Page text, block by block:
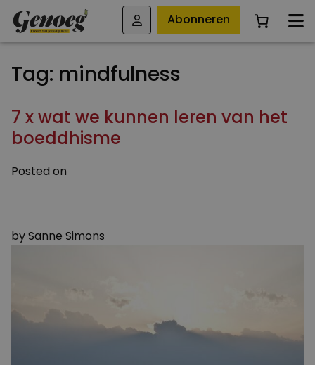
Abonneren
Tag: mindfulness
7 x wat we kunnen leren van het
boeddhisme
Posted on
bySanne Simons